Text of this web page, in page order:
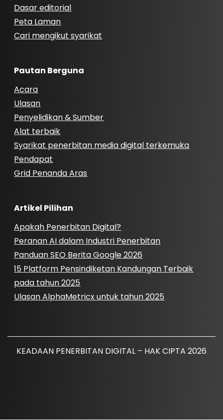
Dasar editorial
Peta Laman
Cari mengikut syarikat
Pautan Berguna
Acara
Ulasan
Penyelidikan & Sumber
Alat terbaik
Syarikat penerbitan media digital terkemuka
Pendapat
Grid Penanda Aras
Artikel Pilihan
Apakah Penerbitan Digital?
Peranan AI dalam Industri Penerbitan
Panduan SEO Berita Google 2026
15 Platform Pensindiketan Kandungan Terbaik
pada tahun 2025
Ulasan AlphaMetricx untuk tahun 2025
KEADAAN PENERBITAN DIGITAL – HAK CIPTA 2026